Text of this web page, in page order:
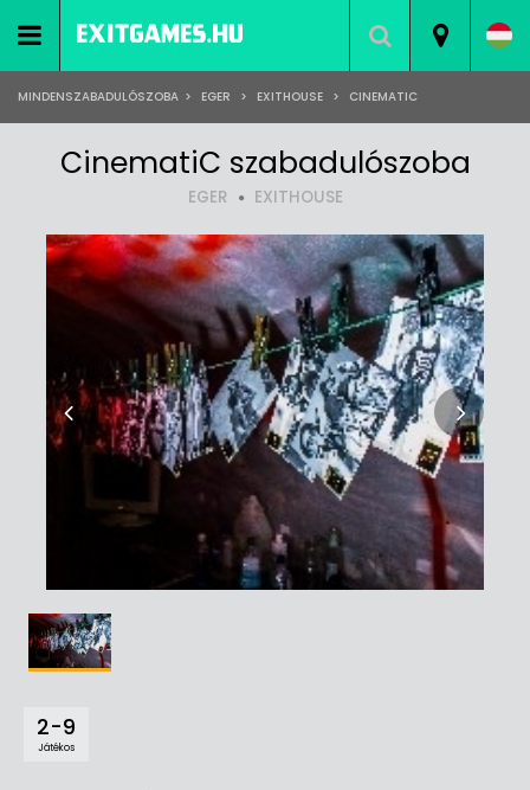
MINDENSZABADULÓSZOBA > EGER > EXITHOUSE > CINEMATIC
CinematiC szabadulószoba
EGER EXITHOUSE
2-9
Játékos